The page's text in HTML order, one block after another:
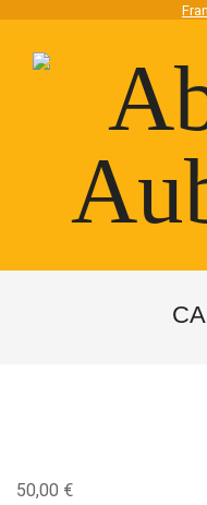
content
50,00 €